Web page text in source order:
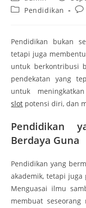
author:
PostPendidikan
Pendidikan bukan
tetapi juga
untuk berkontribusi
pendekatan yang
untuk
slot potensi diri, dan
Pendidikan
Berdaya Guna
Pendidikan yang
akademik, tetapi
Menguasai ilmu
membuat